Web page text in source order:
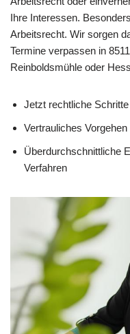
Ihre Interessen.
Arbeitsrecht. Wir sorgen
Termine verpassen in
Reinboldsmühle oder
Jetzt rechtliche
Vertrauliches
Überdurchschnittliche
Verfahren